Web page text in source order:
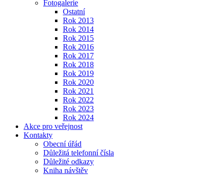
Fotogalerie
Ostatní
Rok 2013
Rok 2014
Rok 2015
Rok 2016
Rok 2017
Rok 2018
Rok 2019
Rok 2020
Rok 2021
Rok 2022
Rok 2023
Rok 2024
Akce pro veřejnost
Kontakty
Obecní úřád
Důležitá telefonní čísla
Důležité odkazy
Kniha návštěv